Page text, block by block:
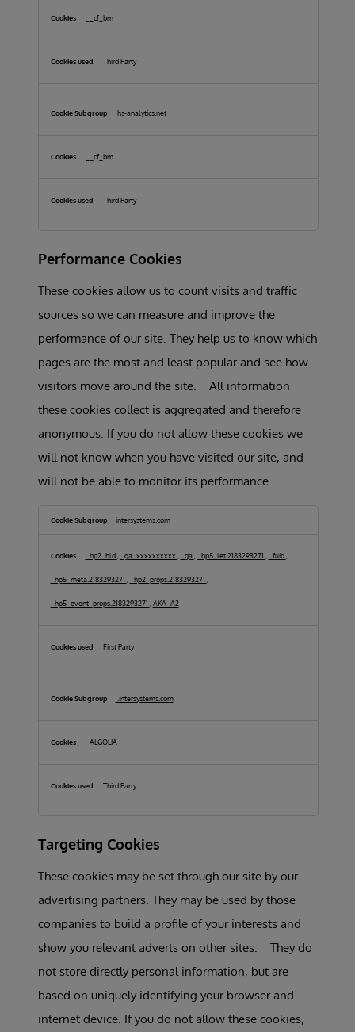
__cf_bm
Third Party
hs-analytics.net
__cf_bm
Third Party
Performance Cookies
These cookies allow us to count visits and traffic
sources so we can measure and improve the
performance of our site. They help us to know which
pages are the most and least popular and see how
visitors move around the site. All information
these cookies collect is aggregated and therefore
anonymous. If you do not allow these cookies we
will not know when you have visited our site, and
will not be able to monitor its performance.
Cookies
intersystems.com
_hp2_hld _ga_xxxxxxxxxx _ga _hp5_let.2183293271 _fuid
_hp5_meta.2183293271 _hp2_props.2183293271
_hp5_event_props.2183293271 AKA_A2
First Party
.intersystems.com
_ALGOLIA
Third Party
Targeting Cookies
These cookies may be set through our site by our
advertising partners. They may be used by those
companies to build a profile of your interests and
show you relevant adverts on other sites. They do
not store directly personal information, but are
based on uniquely identifying your browser and
internet device. If you do not allow these cookies,